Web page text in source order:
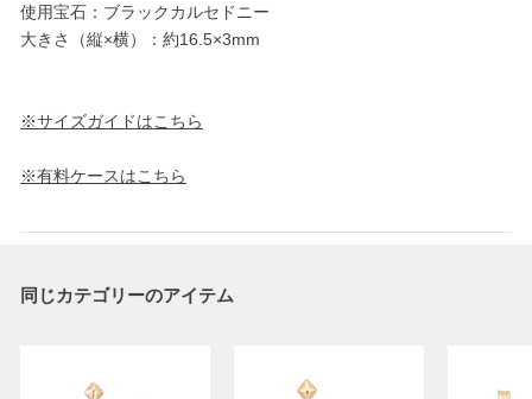
使用宝石：ブラックカルセドニー
大きさ（縦×横）：約16.5×3mm
※サイズガイドはこちら
※有料ケースはこちら
同じカテゴリーのアイテム